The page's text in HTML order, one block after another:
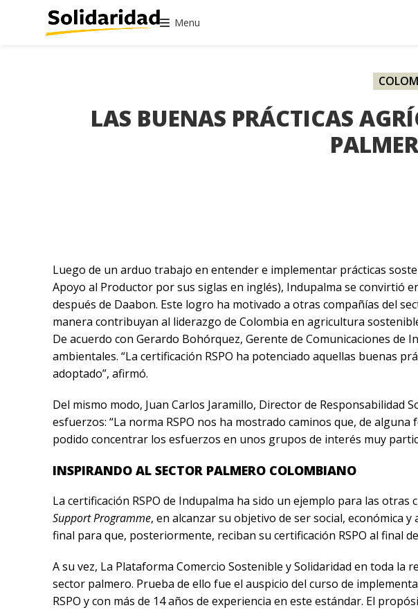
Menu
LAS BUENAS PRÁCTICAS
Luego de un arduo trabajo en entender e implementar prácticas
Apoyo al Productor por sus siglas en inglés), Indupalma se convirtió
después de Daabon. Este logro ha motivado a otras compañías del
manera contribuyan al liderazgo de Colombia en agricultura
De acuerdo con Gerardo Bohórquez, Gerente de Comunicaciones de
ambientales. “La certificación RSPO ha potenciado aquellas buenas
adoptado”, afirmó.
Del mismo modo, Juan Carlos Jaramillo, Director de Responsabilidad
esfuerzos: “La norma RSPO nos ha mostrado caminos que, de
podido concentrar los esfuerzos en unos grupos de interés muy
INSPIRANDO AL SECTOR PALMERO COLOMBIANO
La certificación RSPO de Indupalma ha sido un ejemplo para las
Support Programme, en alcanzar su objetivo de ser social, económica
final para que, posteriormente, reciban su certificación RSPO al final
A su vez, La Plataforma Comercio Sostenible y Solidaridad en toda
sector palmero. Prueba de ello fue el auspicio del curso de
RSPO y con más de 14 años de experiencia en este estándar. El